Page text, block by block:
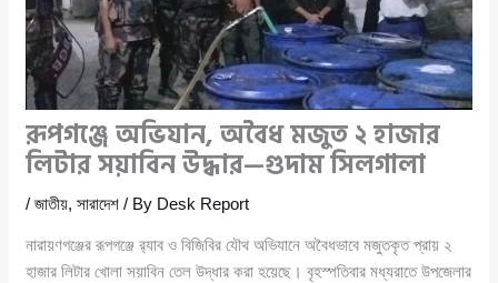
রূপগঞ্জে অভিযান, অবৈধ মজুত ২ হাজার
লিটার সয়াবিন উদ্ধার—গুদাম সিলগালা
/জাতীয়,সারাদেশ / By Desk Report
নারায়ণগঞ্জের রূপগঞ্জে র‍্যাব ও বিজিবির যৌথ অভিযানে অবৈধভাবে মজুতকৃত প্রায় ২
হাজার লিটার খোলা সয়াবিন তেল উদ্ধার করা হয়েছে। বৃহস্পতিবার মধ্যরাতে উপজেলার